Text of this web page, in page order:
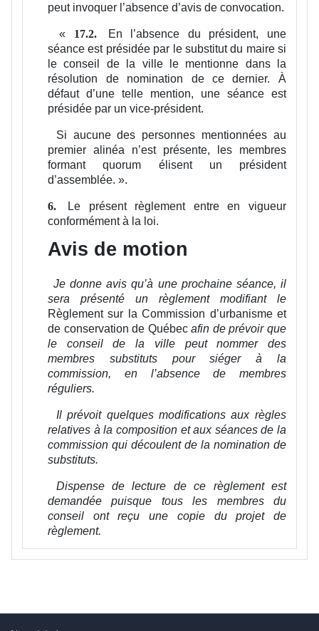
peut invoquer l’absence d’avis de convocation.
« 17.2.
En l’absence du président, une
séance est présidée par le substitut du maire si
le conseil de la ville le mentionne dans la
résolution de nomination de ce dernier. À
défaut d’une telle mention, une séance est
présidée par un vice-président.
Si aucune des personnes mentionnées au
premier alinéa n’est présente, les membres
formant quorum élisent un président
d’assemblée. ».
6.
Le présent règlement entre en vigueur
conformément à la loi.
Avis de motion
Je donne avis qu’à une prochaine séance, il
sera présenté un règlement modifiant le
Règlement sur la Commission d’urbanisme et
de conservation de Québecafin de prévoir que
le conseil de la ville peut nommer des
membres substituts pour siéger à la
commission, en l’absence de membres
réguliers.
Il prévoit quelques modifications aux règles
relatives à la composition et aux séances de la
commission qui découlent de la nomination de
substituts.
Dispense de lecture de ce règlement est
demandée puisque tous les membres du
conseil ont reçu une copie du projet de
règlement.